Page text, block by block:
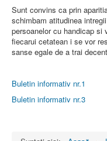
Sunt convins ca prin
schimbam atitudinea
persoanelor cu handicap si
fiecarui cetatean i se vor
sanse egale de a trai
Buletin informativ nr.1
Buletin informativ nr.3